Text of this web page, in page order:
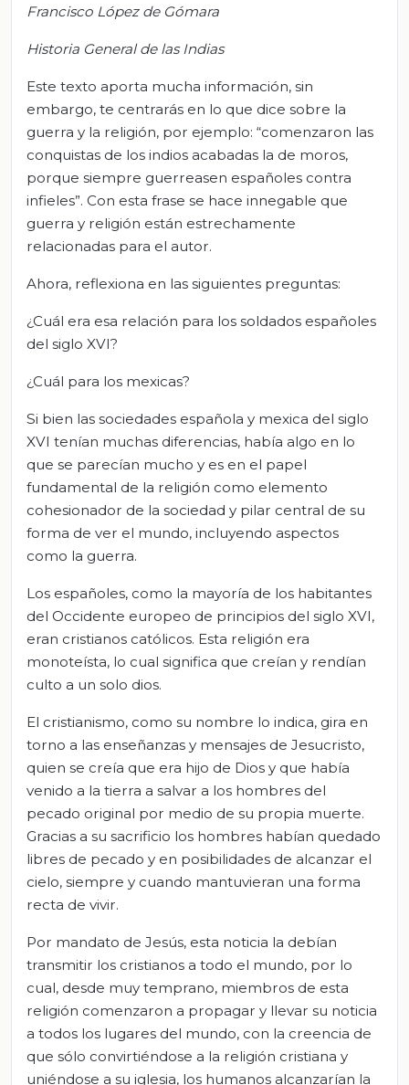
Francisco López de Gómara
Historia General de las Indias
Este texto aporta mucha información, sin
embargo, te centrarás en lo que dice sobre la
guerra y la religión, por ejemplo: “comenzaron las
conquistas de los indios acabadas la de moros,
porque siempre guerreasen españoles contra
infieles”. Con esta frase se hace innegable que
guerra y religión están estrechamente
relacionadas para el autor.
Ahora, reflexiona en las siguientes preguntas:
¿Cuál era esa relación para los soldados españoles
del siglo XVI?
¿Cuál para los mexicas?
Si bien las sociedades española y mexica del siglo
XVI tenían muchas diferencias, había algo en lo
que se parecían mucho y es en el papel
fundamental de la religión como elemento
cohesionador de la sociedad y pilar central de su
forma de ver el mundo, incluyendo aspectos
como la guerra.
Los españoles, como la mayoría de los habitantes
del Occidente europeo de principios del siglo XVI,
eran cristianos católicos. Esta religión era
monoteísta, lo cual significa que creían y rendían
culto a un solo dios.
El cristianismo, como su nombre lo indica, gira en
torno a las enseñanzas y mensajes de Jesucristo,
quien se creía que era hijo de Dios y que había
venido a la tierra a salvar a los hombres del
pecado original por medio de su propia muerte.
Gracias a su sacrificio los hombres habían quedado
libres de pecado y en posibilidades de alcanzar el
cielo, siempre y cuando mantuvieran una forma
recta de vivir.
Por mandato de Jesús, esta noticia la debían
transmitir los cristianos a todo el mundo, por lo
cual, desde muy temprano, miembros de esta
religión comenzaron a propagar y llevar su noticia
a todos los lugares del mundo, con la creencia de
que sólo convirtiéndose a la religión cristiana y
uniéndose a su iglesia, los humanos alcanzarían la